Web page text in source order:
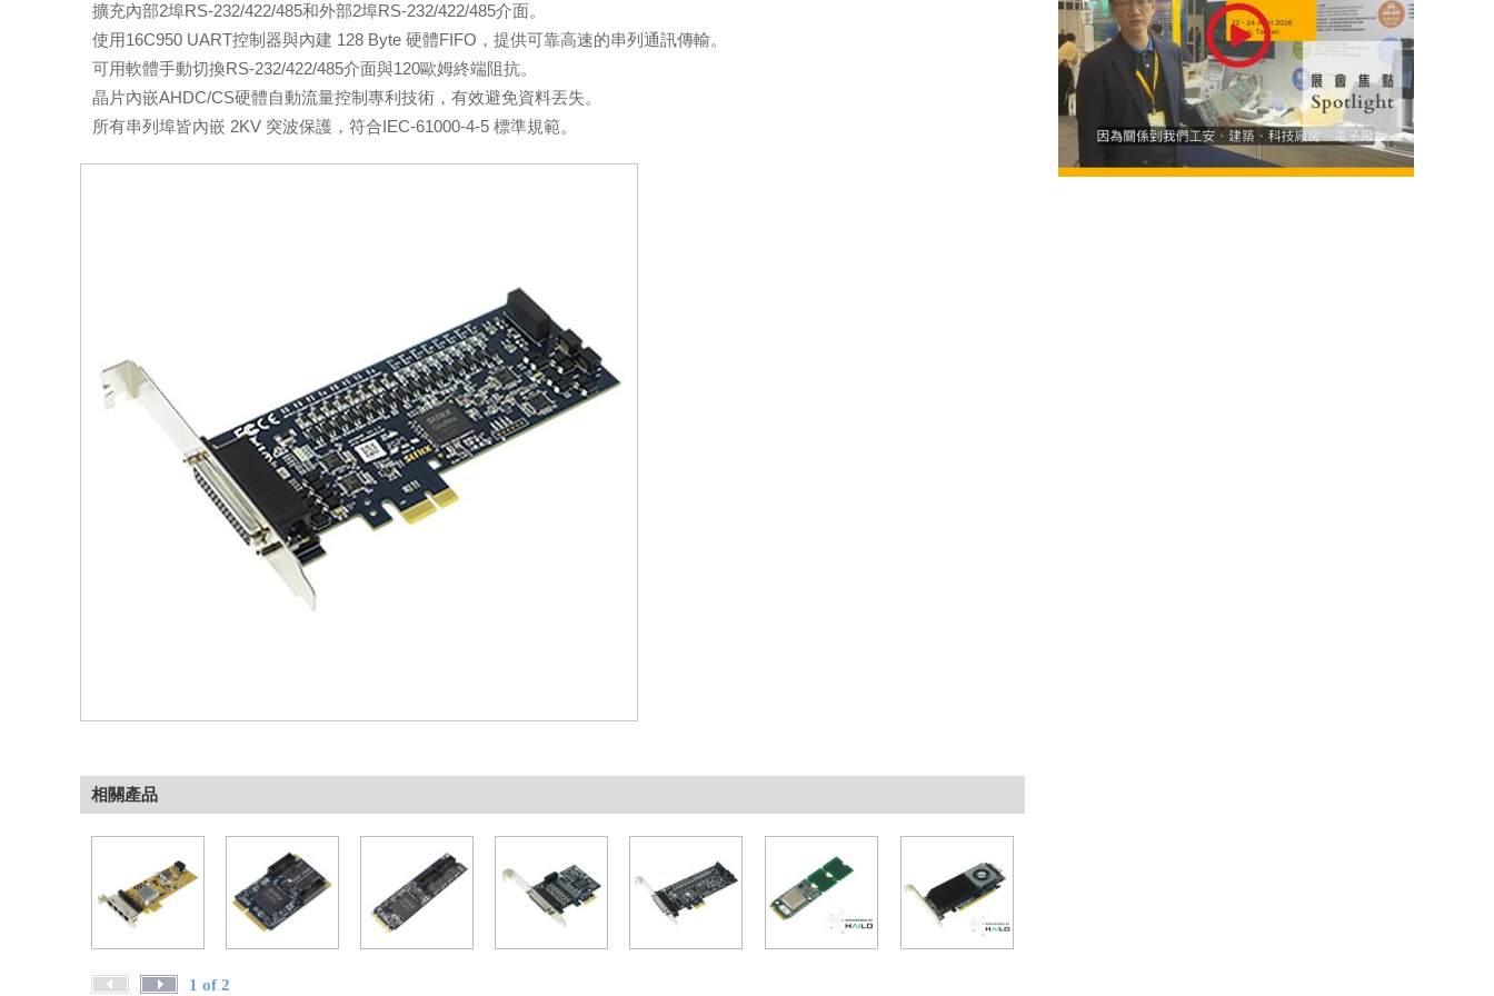
擴充內部2埠RS-232/422/485和外部2埠RS-232/422/485介面。
使用16C950 UART控制器與內建 128 Byte 硬體FIFO，提供可靠高速的串列通訊傳輸。
可用軟體手動切換RS-232/422/485介面與120歐姆終端阻抗。
晶片內嵌AHDC/CS硬體自動流量控制專利技術，有效避免資料丟失。
所有串列埠皆內嵌 2KV 突波保護，符合IEC-61000-4-5 標準規範。
相關產品
1 of 2